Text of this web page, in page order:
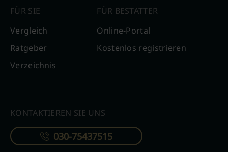
FÜR SIE
Vergleich
Ratgeber
Verzeichnis
FÜR BESTATTER
Online-Portal
Kostenlos registrieren
KONTAKTIEREN SIE UNS
030-75437515